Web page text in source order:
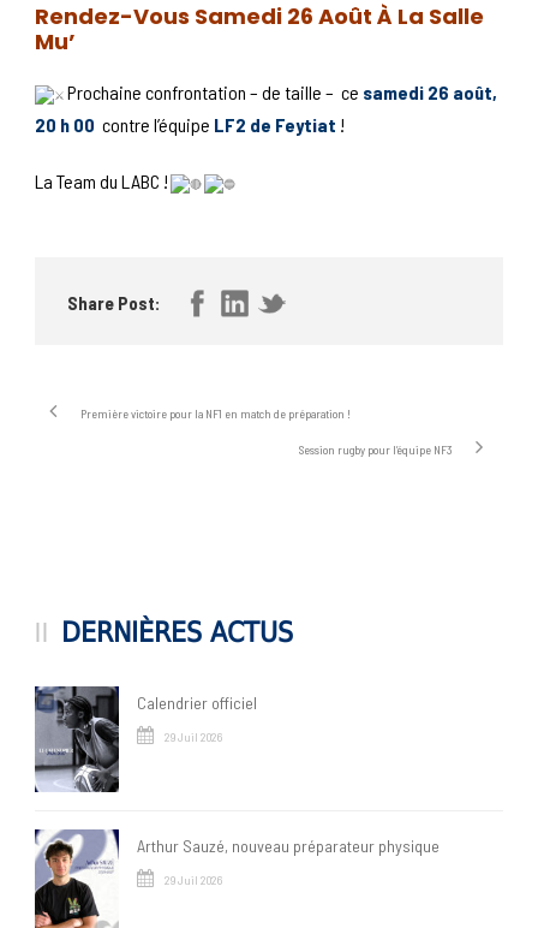
Rendez-Vous Samedi 26 Août À La Salle
Mu’
Prochaine confrontation – de taille – ce samedi 26 août,
20 h 00 contre l’équipe LF2 de Feytiat !
La Team du LABC !
Share Post:
Première victoire pour la NF1 en match de préparation !
Session rugby pour l’équipe NF3
DERNIÈRES ACTUS
Calendrier officiel
29 Juil 2026
Arthur Sauzé, nouveau préparateur physique
29 Juil 2026